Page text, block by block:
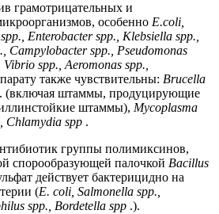
грамотрицательных и
особенно Е.coli,
Enterobacter spp., Klebsiella spp.,
Campylobacter spp., Pseudomonas
spp., Aeromonas spp.,
также чувствительны: Brucella
. (включая штаммы, продуцирующие
штаммы), Mycoplasma
Chlamydia spp .
группы полимиксинов,
спорообразующей палочкой Bacillus
действует бактерицидно на
(E. coli, Salmonella spp.,
spp., Bordetella spp .).